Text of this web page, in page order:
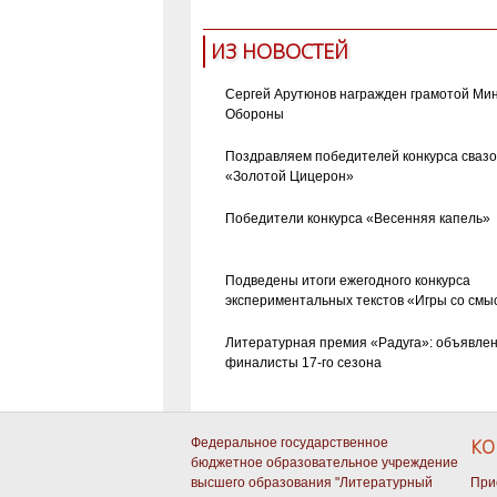
ИЗ НОВОСТЕЙ
Сергей Арутюнов награжден грамотой
Обороны
Поздравляем победителей конкурса
«Золотой Цицерон»
Победители конкурса «Весенняя капель»
Подведены итоги ежегодного конкурса
экспериментальных текстов «Игры со
Литературная премия «Радуга»:
финалисты 17-го сезона
Федеральное государственное
бюджетное образовательное учреждение
высшего образования "Литературный